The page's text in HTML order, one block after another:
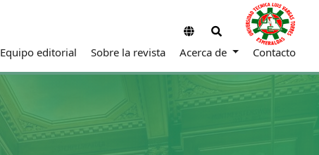
Equipo editorial Sobre la revista Acerca de Contacto